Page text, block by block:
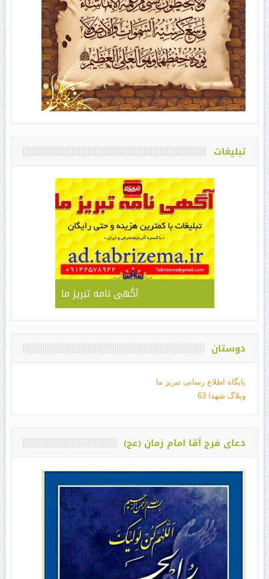
تبلیغات
آگهی نامه تبریز ما
دوستان
پایگاه اطلاع رسانی تبریز ما
وبلاگ شهدا 63
دعای فرج آقا امام زمان (عج)